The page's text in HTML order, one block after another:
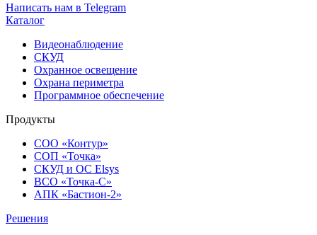
Написать нам в Telegram
Каталог
Видеонаблюдение
СКУД
Охранное освещение
Охрана периметра
Программное обеспечение
Продукты
СОО «Контур»
СОП «Точка»
СКУД и ОС Elsys
ВСО «Точка-С»
АПК «Бастион-2»
Решения